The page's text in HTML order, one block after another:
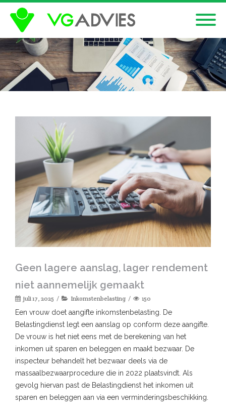
Geen lagere aanslag, lager rendement
niet aannemelijk gemaakt
juli 17, 2025 Inkomstenbelasting 150
Een vrouw doet aangifte inkomstenbelasting. De
Belastingdienst legt een aanslag op conform deze aangifte.
De vrouw is het niet eens met de berekening van het
inkomen uit sparen en beleggen en maakt bezwaar. De
inspecteur behandelt het bezwaar deels via de
massaalbezwaarprocedure die in 2022 plaatsvindt. Als
gevolg hiervan past de Belastingdienst het inkomen uit
sparen en beleggen aan via een verminderingsbeschikking.